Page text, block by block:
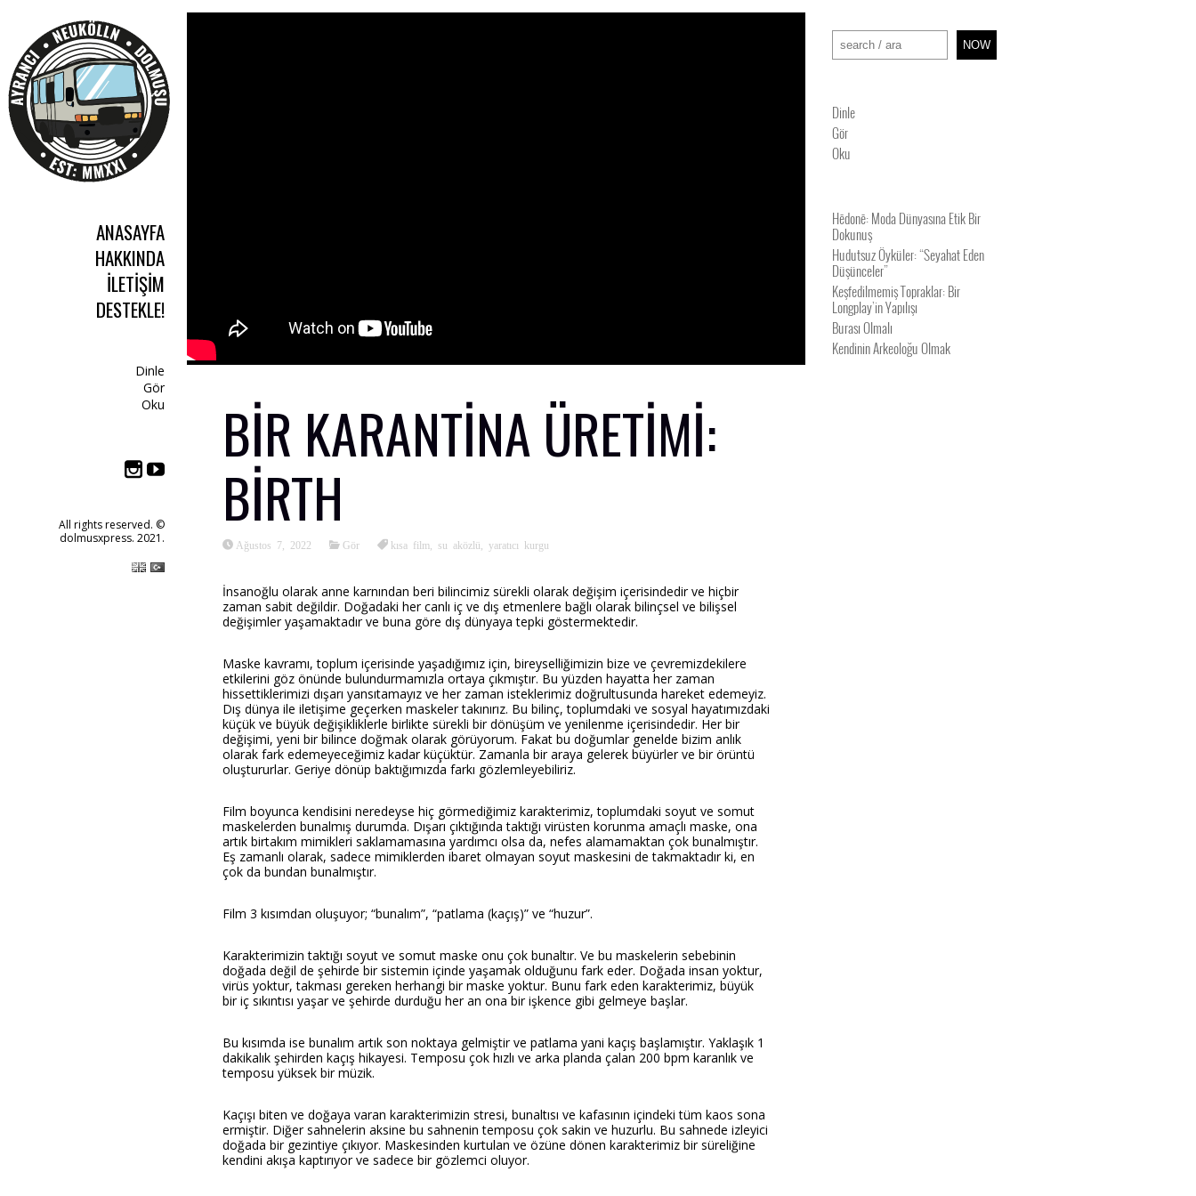
ANASAYFA
HAKKINDA
İLETIŞIM
DESTEKLE!
Dinle
Gör
Oku
All rights reserved. ©
dolmusxpress. 2021.
BIR KARANTINA ÜRETIMI:
BIRTH
Ağustos 7, 2022 Gör kısa film su aközlü yaratıcı kurgu
İnsanoğlu olarak anne karnından beri bilincimiz sürekli olarak değişim içerisindedir ve hiçbir
zaman sabit değildir. Doğadaki her canlı iç ve dış etmenlere bağlı olarak bilinçsel ve bilişsel
değişimler yaşamaktadır ve buna göre dış dünyaya tepki göstermektedir.
Maske kavramı, toplum içerisinde yaşadığımız için, bireyselliğimizin bize ve çevremizdekilere
etkilerini göz önünde bulundurmamızla ortaya çıkmıştır. Bu yüzden hayatta her zaman
hissettiklerimizi dışarı yansıtamayız ve her zaman isteklerimiz doğrultusunda hareket edemeyiz.
Dış dünya ile iletişime geçerken maskeler takınırız. Bu bilinç, toplumdaki ve sosyal hayatımızdaki
küçük ve büyük değişikliklerle birlikte sürekli bir dönüşüm ve yenilenme içerisindedir. Her bir
değişimi, yeni bir bilince doğmak olarak görüyorum. Fakat bu doğumlar genelde bizim anlık
olarak fark edemeyeceğimiz kadar küçüktür. Zamanla bir araya gelerek büyürler ve bir örüntü
oluştururlar. Geriye dönüp baktığımızda farkı gözlemleyebiliriz.
Film boyunca kendisini neredeyse hiç görmediğimiz karakterimiz, toplumdaki soyut ve somut
maskelerden bunalmış durumda. Dışarı çıktığında taktığı virüsten korunma amaçlı maske, ona
artık birtakım mimikleri saklamamasına yardımcı olsa da, nefes alamamaktan çok bunalmıştır.
Eş zamanlı olarak, sadece mimiklerden ibaret olmayan soyut maskesini de takmaktadır ki, en
çok da bundan bunalmıştır.
Film 3 kısımdan oluşuyor; “bunalım”, “patlama (kaçış)” ve “huzur”.
Karakterimizin taktığı soyut ve somut maske onu çok bunaltır. Ve bu maskelerin sebebinin
doğada değil de şehirde bir sistemin içinde yaşamak olduğunu fark eder. Doğada insan yoktur,
virüs yoktur, takması gereken herhangi bir maske yoktur. Bunu fark eden karakterimiz, büyük
bir iç sıkıntısı yaşar ve şehirde durduğu her an ona bir işkence gibi gelmeye başlar.
Bu kısımda ise bunalım artık son noktaya gelmiştir ve patlama yani kaçış başlamıştır. Yaklaşık 1
dakikalık şehirden kaçış hikayesi. Temposu çok hızlı ve arka planda çalan 200 bpm karanlık ve
temposu yüksek bir müzik.
Kaçışı biten ve doğaya varan karakterimizin stresi, bunaltısı ve kafasının içindeki tüm kaos sona
ermiştir. Diğer sahnelerin aksine bu sahnenin temposu çok sakin ve huzurlu. Bu sahnede izleyici
doğada bir gezintiye çıkıyor. Maskesinden kurtulan ve özüne dönen karakterimiz bir süreliğine
kendini akışa kaptırıyor ve sadece bir gözlemci oluyor.
Ara NOW
Dinle
Gör
Oku
Hēdonē: Moda Dünyasına Etik Bir
Dokunuş
Hudutsuz Öyküler: “Seyahat Eden
Düşünceler”
Keşfedilmemiş Topraklar: Bir
Longplay’in Yapılışı
Burası Olmalı
Kendinin Arkeoloğu Olmak